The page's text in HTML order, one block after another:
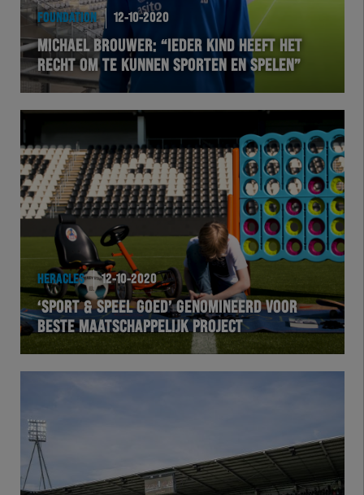
FOUNDATION 12-10-2020
MICHAEL BROUWER: “IEDER KIND HEEFT HET
RECHT OM TE KUNNEN SPORTEN EN SPELEN”
HERACLES 12-10-2020
‘SPORT & SPEEL GOED’ GENOMINEERD VOOR
BESTE MAATSCHAPPELIJK PROJECT